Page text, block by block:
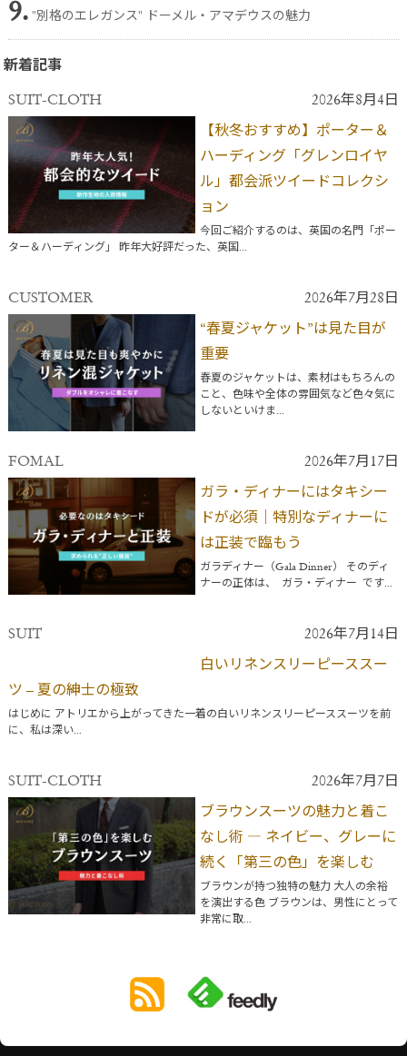
9. "別格のエレガンス" ドーメル・アマデウスの魅力
新着記事
SUIT-CLOTH 2026年8月4日
【秋冬おすすめ】ポーター＆
ハーディング「グレンロイヤ
ル」都会派ツイードコレクシ
ョン
今回ご紹介するのは、英国の名門「ポー
ター＆ハーディング」 昨年大好評だった、英国...
CUSTOMER 2026年7月28日
“春夏ジャケット”は見た目が
重要
春夏のジャケットは、素材はもちろんの
こと、色味や全体の雰囲気など色々気に
しないといけま...
FOMAL 2026年7月17日
ガラ・ディナーにはタキシー
ドが必須｜特別なディナーに
は正装で臨もう
ガラディナー（Gala Dinner） そのディ
ナーの正体は、 ガラ・ディナー です...
SUIT 2026年7月14日
白いリネンスリーピーススー
ツ – 夏の紳士の極致
はじめに アトリエから上がってきた一着の白いリネンスリーピーススーツを前
に、私は深い...
SUIT-CLOTH 2026年7月7日
ブラウンスーツの魅力と着こ
なし術 ― ネイビー、グレーに
続く「第三の色」を楽しむ
ブラウンが持つ独特の魅力 大人の余裕
を演出する色 ブラウンは、男性にとって
非常に取...